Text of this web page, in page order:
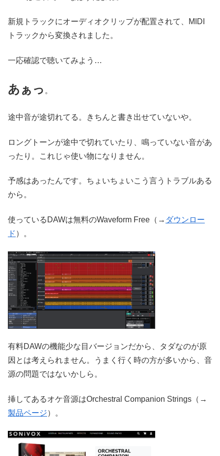
新規トラックにオーディオクリップが配置されて、MIDI
トラックから変換されました。
一応確認で聴いてみよう…
あぁっ 。
途中音が途切れてる。きちんと書き出せていないや。
ロングトーンが途中で切れていたり、鳴っていない音があ
ったり。これじゃ使い物になりません。
予感はあったんです。ちょいちょいこう言うトラブルある
から。
使っているDAWは無料のWaveform Free（→ ダウンロー
ド ）。
有料DAWの機能少な目バージョンだから、タダなのが原
因とは考えられません。うまく行く時の方が多いから、音
源の問題ではないかしら。
挿してあるオケ音源はOrchestral Companion Strings（→
製品ページ）。